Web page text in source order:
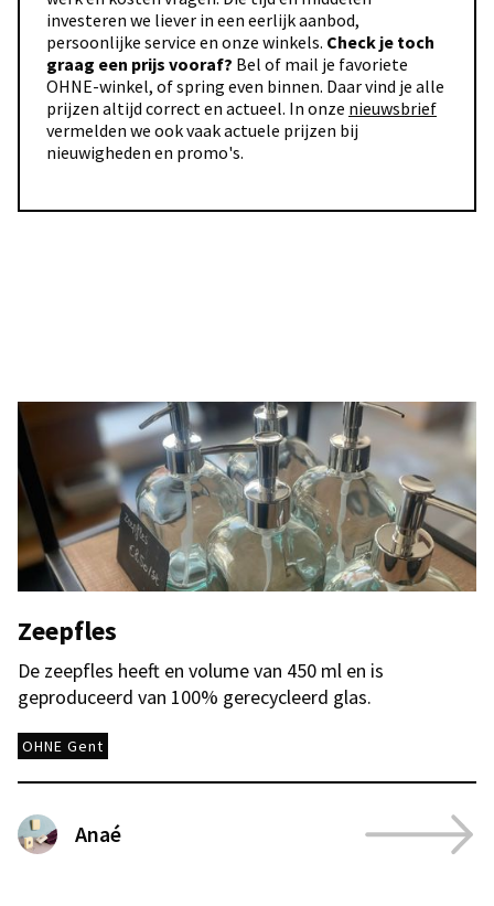
investeren we liever in een eerlijk aanbod,
persoonlijke service en onze winkels. Check je toch
graag een prijs vooraf? Bel of mail je favoriete
OHNE-winkel, of spring even binnen. Daar vind je alle
prijzen altijd correct en actueel. In onze nieuwsbrief
vermelden we ook vaak actuele prijzen bij
nieuwigheden en promo's.
Zeepfles
De zeepfles heeft en volume van 450 ml en is
geproduceerd van 100% gerecycleerd glas.
OHNE Gent
Anaé